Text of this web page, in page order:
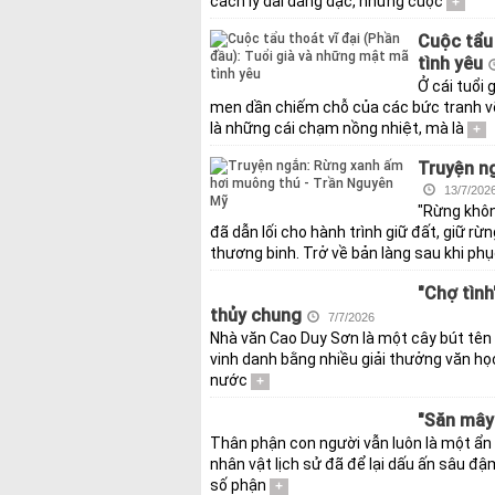
Cuộc
tình yêu
Ở cái tuổi
men dần chiếm chỗ của các bức tranh
là những cái chạm nồng nhiệt, mà là
+
Truyện
13/7/
"Rừng
đã dẫn lối cho hành trình giữ đất, giữ
thương binh. Trở về bản làng sau khi
"Chợ
thủy chung
7/7/2026
Nhà văn Cao Duy Sơn là một cây bút
vinh danh bằng nhiều giải thưởng văn
nước
+
"Săn
Thân phận con người vẫn luôn là một
nhân vật lịch sử đã để lại dấu ấn sâu
số phận
+